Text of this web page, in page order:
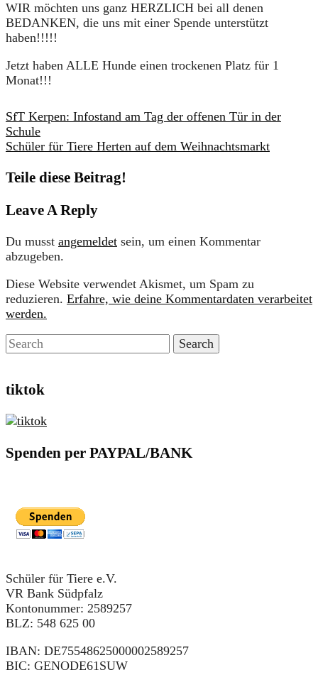
WIR möchten uns ganz HERZLICH bei all denen
BEDANKEN, die uns mit einer Spende unterstützt
haben!!!!!
Jetzt haben ALLE Hunde einen trockenen Platz für 1
Monat!!!
SfT Kerpen: Infostand am Tag der offenen Tür in der
Schule
Schüler für Tiere Herten auf dem Weihnachtsmarkt
Teile diese Beitrag!
Leave A Reply
Du musst angemeldet sein, um einen Kommentar
abzugeben.
Diese Website verwendet Akismet, um Spam zu
reduzieren. Erfahre, wie deine Kommentardaten verarbeitet
werden.
tiktok
Spenden per PAYPAL/BANK
Schüler für Tiere e.V.
VR Bank Südpfalz
Kontonummer: 2589257
BLZ: 548 625 00
IBAN: DE75548625000002589257
BIC: GENODE61SUW